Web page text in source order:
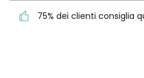
75% dei clienti consiglia